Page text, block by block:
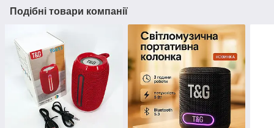
Подібні товари компанії